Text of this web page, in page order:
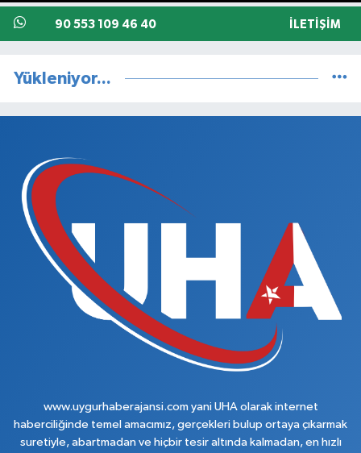
90 553 109 46 40 İLETIŞIM
Yükleniyor...
www.uygurhaberajansi.com yani UHA olarak internet
haberciliğinde temel amacımız, gerçekleri bulup ortaya çıkarmak
suretiyle, abartmadan ve hiçbir tesir altında kalmadan, en hızlı